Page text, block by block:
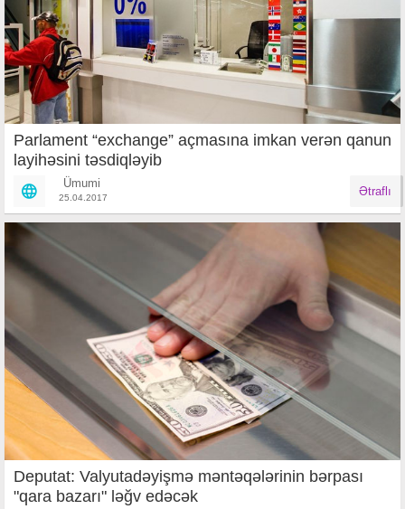
Parlament “exchange” açmasına imkan verən qanun
layihəsini təsdiqləyib
Ümumi
25.04.2017 Ətraflı
Deputat: Valyutadəyişmə məntəqələrinin bərpası
"qara bazarı" ləğv edəcək